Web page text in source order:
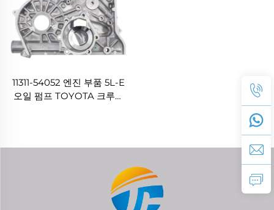
11311-54052 엔진 부품 5L-E
오일 펌프 TOYOTA 크루저